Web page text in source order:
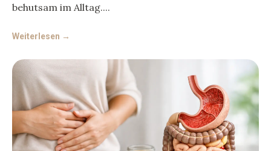
behutsam im Alltag.
Weiterlesen →